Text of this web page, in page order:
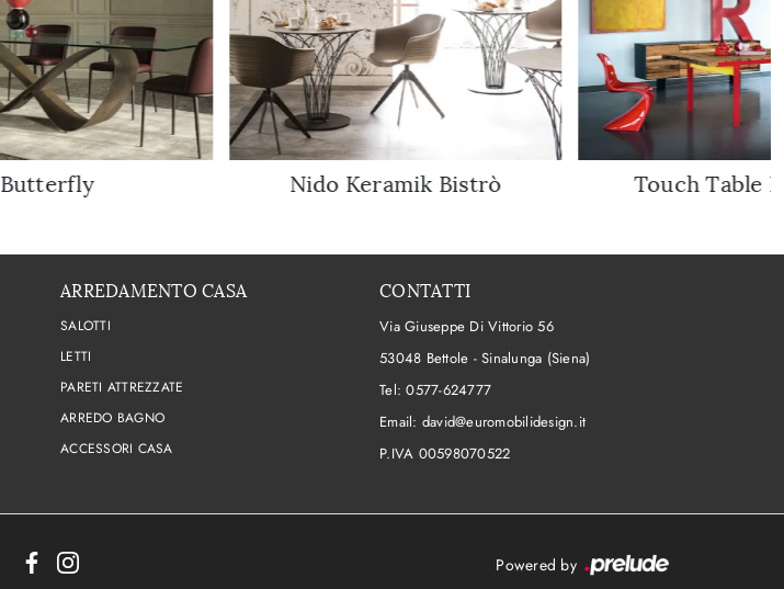
Butterfly Nido Keramik Bistrò Touch Table
ARREDAMENTO CASA
SALOTTI
LETTI
PARETI ATTREZZATE
ARREDO BAGNO
ACCESSORI CASA
CONTATTI
Via Giuseppe Di Vittorio 56
53048 Bettole - Sinalunga (Siena)
Tel:0577-624777
Email: david@euromobilidesign.it
P.IVA 00598070522
Powered by